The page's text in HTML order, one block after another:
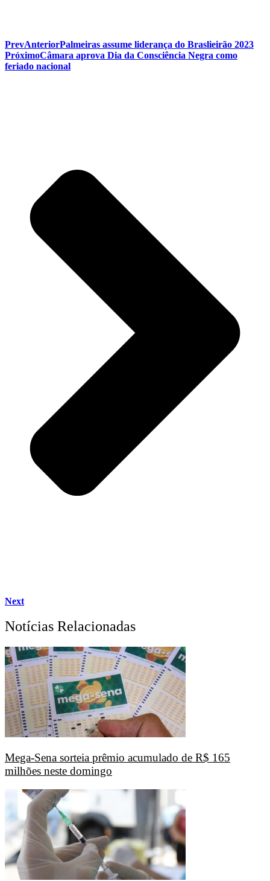
PrevAnteriorPalmeiras assume liderança do Braslieirão 2023
PróximoCâmara aprova Dia da Consciência Negra como
feriado nacional
Next
Notícias Relacionadas
Mega-Sena sorteia prêmio acumulado de R$ 165
milhões neste domingo